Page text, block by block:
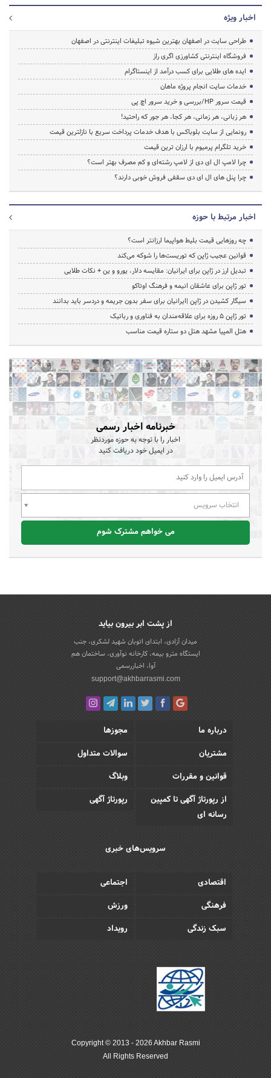
اخبار ویژه
طراحی سایت در اصفهان بهترین شیوه تبلیغات اینترنتی در اصفهان
فروشگاه اینترنتی کشاورزی اگری راز
ایده های طلایی برای کسب درآمد از اینستاگرام
خدمات سایت انجام پروژه ماهان
قیمت سرور HP/بررسی و خرید سرور اچ پی
هر زبانی، هر زمانی، هر کجا، هر جور که راحتید!
رونمایی از سایت بلوباکس با هدف خدمات پرداخت سریع با نازلترین قیمت
خرید تلگرام پرمیوم با ارزان ترین قیمت
چرا لامپ ال ای دی از لامپ رشته‌ای و کم مصرف بهتر است؟
چرا پنل های ال ای دی سقفی فروش خوبی دارند؟
اخبار مرتبط با حوزه
چه روزهایی قیمت بلیط هواپیما ارزانتر است؟
قوانین عجیب ژاپن که توریست‌ها را شوکه می‌کند
تبدیل ارز در ژاپن برای ایرانیان: مقایسه دلار، یورو و ین + نکات طلایی
تور ژاپن برای عاشقان انیمه و فرهنگ اوتاکو
سیگار کشیدن در ژاپن |ایرانیان برای سفر بدون جریمه و دردسر باید بدانند
تور ژاپن ۵ روزه برای علاقه‌مندان به فناوری و رباتیک
هتل المپیا مشهد هتل دو ستاره قیمت مناسب
خبرنامه اخبار رسمی
اخبار را با توجه به حوزه موردنظر
در ایمیل خود دریافت کنید
انتخاب سرویس
می خواهم مشترک شوم
از پشت ابر بیرون بیاید
میدان آزادی، ابتدای اتوبان شهید لشکری، جنب
ایستگاه مترو بیمه، کارخانه نوآوری، ساختمان هم
آوا، اخباررسمی
support@akhbarrasmi.com
درباره ما
مجوزها
مشتریان
سوالات متداول
قوانین و مقررات
وبلاگ
از رپورتاژ آگهی تا کمپین
رسانه ای
رپورتاژ آگهی
سرویس‌های خبری
اقتصادی
اجتماعی
فرهنگی
ورزش
سبک زندگی
رویداد
Copyright © 2013 - 2026 Akhbar Rasmi
All Rights Reserved